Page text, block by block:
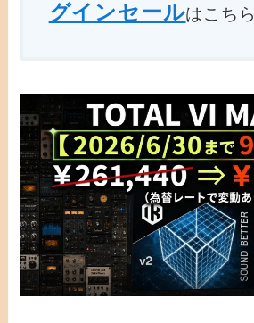
グインセールはこちら